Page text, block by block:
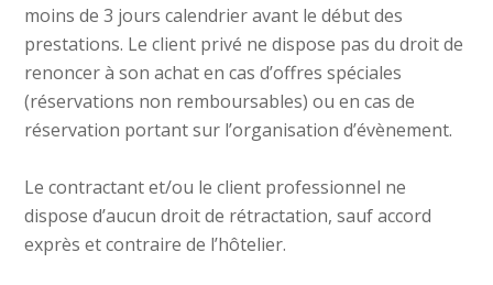
moins de 3 jours calendrier avant le début des
prestations. Le client privé ne dispose pas du droit de
renoncer à son achat en cas d’offres spéciales
(réservations non remboursables) ou en cas de
réservation portant sur l’organisation d’évènement.
Le contractant et/ou le client professionnel ne
dispose d’aucun droit de rétractation, sauf accord
exprès et contraire de l’hôtelier.